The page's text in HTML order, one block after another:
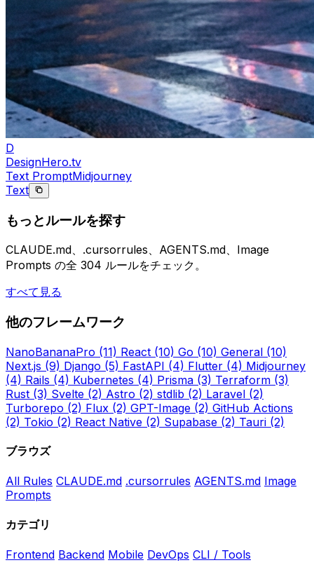
D
DesignHero.tv
Text PromptMidjourney
Text
もっとルールを探す
CLAUDE.md、.cursorrules、AGENTS.md、Image
Prompts の全 304 ルールをチェック。
すべて見る
他のフレームワーク
NanoBananaPro (11) React (10) Go (10) General (10)
Next.js (9) Django (5) FastAPI (4) Flutter (4) Midjourney
(4) Rails (4) Kubernetes (4) Prisma (3) Terraform (3)
Rust (3) Svelte (2) Astro (2) stdlib (2) Laravel (2)
Turborepo (2) Flux (2) GPT-Image (2) GitHub Actions
(2) Tokio (2) React Native (2) Supabase (2) Tauri (2)
ブラウズ
All Rules CLAUDE.md .cursorrules AGENTS.md Image
Prompts
カテゴリ
Frontend Backend Mobile DevOps CLI / Tools